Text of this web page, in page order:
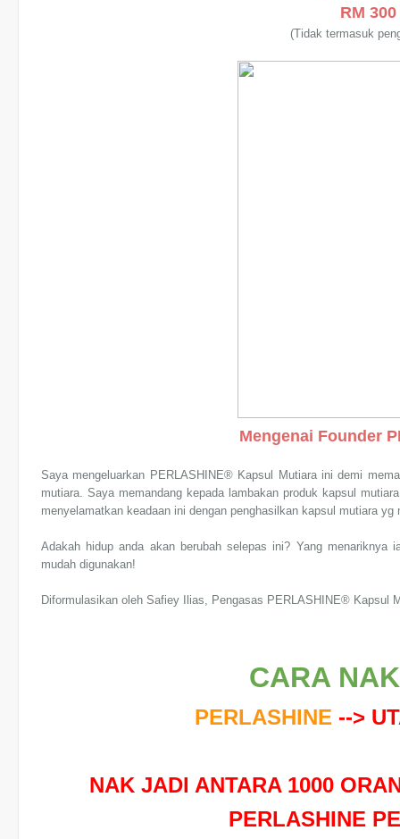
RM 300
(Tidak termasuk
Mengenai Founder
Saya mengeluarkan PERLASHINE® Kapsul Mutiara ini demi
mutiara. Saya memandang kepada lambakan produk kapsul
menyelamatkan keadaan ini dengan penghasilkan kapsul mutiara
Adakah hidup anda akan berubah selepas ini? Yang
mudah digunakan!
Diformulasikan oleh Safiey Ilias, Pengasas PERLASHINE® Kapsul
CARA
PERLASHINE -->
NAK JADI ANTARA 1000
PERLASHINE